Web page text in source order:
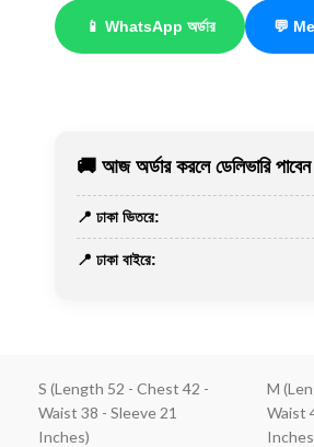
📱 WhatsApp অর্ডার 💬
🚚 আজ অর্ডার করলে ডেলিভারি পাবেন
📍 ঢাকা ভিতরে:
📍 ঢাকা বাইরে:
S (Length 52 - Chest 42 -
Waist 38 - Sleeve 21
Inches)
M
Waist